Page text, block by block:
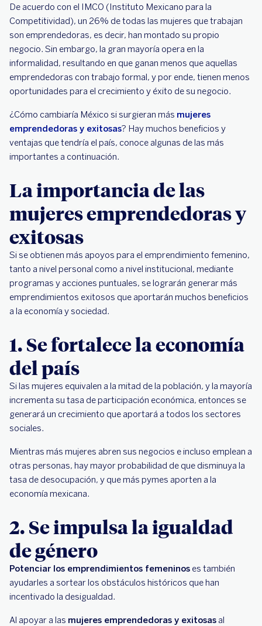
De acuerdo con el IMCO (Instituto Mexicano para la
Competitividad), un 26% de todas las mujeres que trabajan
son emprendedoras, es decir, han montado su propio
negocio. Sin embargo, la gran mayoría opera en la
informalidad, resultando en que ganan menos que aquellas
emprendedoras con trabajo formal, y por ende, tienen menos
oportunidades para el crecimiento y éxito de su negocio.
¿Cómo cambiaría México si surgieran más mujeres
emprendedoras y exitosas? Hay muchos beneficios y
ventajas que tendría el país, conoce algunas de las más
importantes a continuación.
La importancia de las
mujeres emprendedoras y
exitosas
Si se obtienen más apoyos para el emprendimiento femenino,
tanto a nivel personal como a nivel institucional, mediante
programas y acciones puntuales, se lograrán generar más
emprendimientos exitosos que aportarán muchos beneficios
a la economía y sociedad.
1. Se fortalece la economía
del país
Si las mujeres equivalen a la mitad de la población, y la mayoría
incrementa su tasa de participación económica, entonces se
generará un crecimiento que aportará a todos los sectores
sociales.
Mientras más mujeres abren sus negocios e incluso emplean a
otras personas, hay mayor probabilidad de que disminuya la
tasa de desocupación, y que más pymes aporten a la
economía mexicana.
2. Se impulsa la igualdad
de género
Potenciar los emprendimientos femeninos es también
ayudarles a sortear los obstáculos históricos que han
incentivado la desigualdad.
Al apoyar a las mujeres emprendedoras y exitosas al